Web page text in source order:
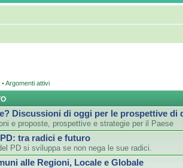
•Argomenti attivi
Discussioni di oggi per le prospettive di
e proposte, prospettive e strategie per il Paese
tra radici e futuro
PD si sviluppa se non nega le sue radici.
alle Regioni, Locale e Globale